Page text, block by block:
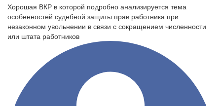
Хорошая ВКР в которой подробно анализируется тема
особенностей судебной защиты прав работника при
незаконном увольнении в связи с сокращением численности
или штата работников